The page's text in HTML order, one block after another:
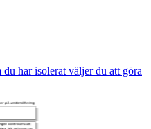
har isolerat väljer du att göra